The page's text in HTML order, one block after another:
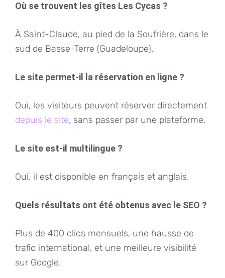
Où se trouvent les gîtes Les Cycas ?
À Saint-Claude, au pied de la Soufrière, dans le
sud de Basse-Terre (Guadeloupe).
Le site permet-il la réservation en ligne ?
Oui, les visiteurs peuvent réserver directement
depuis le site, sans passer par une plateforme.
Le site est-il multilingue ?
Oui, il est disponible en français et anglais.
Quels résultats ont été obtenus avec le SEO ?
Plus de 400 clics mensuels, une hausse de
trafic international, et une meilleure visibilité
sur Google.